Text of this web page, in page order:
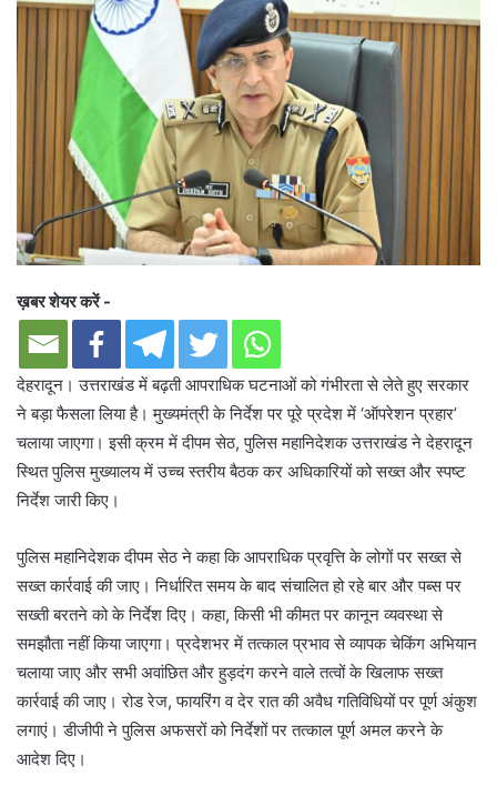
ख़बर शेयर करें -
देहरादून। उत्तराखंड में बढ़ती आपराधिक घटनाओं को गंभीरता से लेते हुए सरकार
ने बड़ा फैसला लिया है। मुख्यमंत्री के निर्देश पर पूरे प्रदेश में ‘ऑपरेशन प्रहार’
चलाया जाएगा। इसी क्रम में दीपम सेठ, पुलिस महानिदेशक उत्तराखंड ने देहरादून
स्थित पुलिस मुख्यालय में उच्च स्तरीय बैठक कर अधिकारियों को सख्त और स्पष्ट
निर्देश जारी किए।
पुलिस महानिदेशक दीपम सेठ ने कहा कि आपराधिक प्रवृत्ति के लोगों पर सख्त से
सख्त कार्रवाई की जाए। निर्धारित समय के बाद संचालित हो रहे बार और पब्स पर
सख्ती बरतने को के निर्देश दिए। कहा, किसी भी कीमत पर कानून व्यवस्था से
समझौता नहीं किया जाएगा। प्रदेशभर में तत्काल प्रभाव से व्यापक चेकिंग अभियान
चलाया जाए और सभी अवांछित और हुड़दंग करने वाले तत्वों के खिलाफ सख्त
कार्रवाई की जाए। रोड रेज, फायरिंग व देर रात की अवैध गतिविधियों पर पूर्ण अंकुश
लगाएं। डीजीपी ने पुलिस अफसरों को निर्देशों पर तत्काल पूर्ण अमल करने के
आदेश दिए।